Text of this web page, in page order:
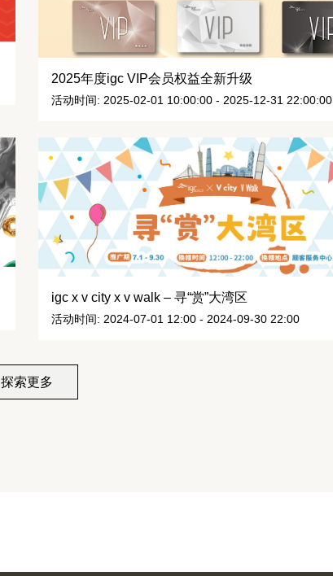
2025年度igc VIP会员权益全新升级
活动时间: 2025-02-01 10:00:00 - 2025-12-31 22:00:00
igc x v city x v walk – 寻“赏”大湾区
活动时间: 2024-07-01 12:00 - 2024-09-30 22:00
探索更多